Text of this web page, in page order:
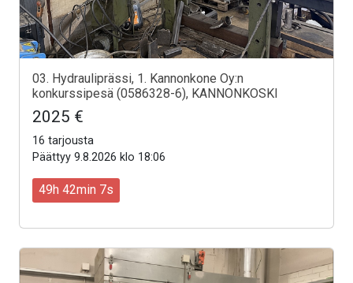
03. Hydrauliprässi, 1. Kannonkone Oy:n
konkurssipesä (0586328-6), KANNONKOSKI
2025 €
16 tarjousta
Päättyy 9.8.2026 klo 18:06
49h 42min 5s